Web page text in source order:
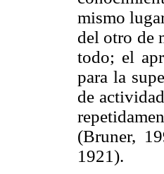
mismo
del otro de
todo; el
para la
de
(Bruner,
1921).